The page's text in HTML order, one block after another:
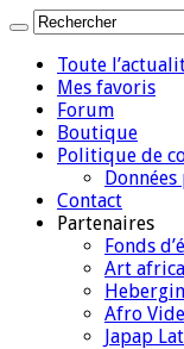
Toute
Mes favoris
Forum
Boutique
Politique de
Contact
Partenaires
Fonds
Art
Afro
Japap